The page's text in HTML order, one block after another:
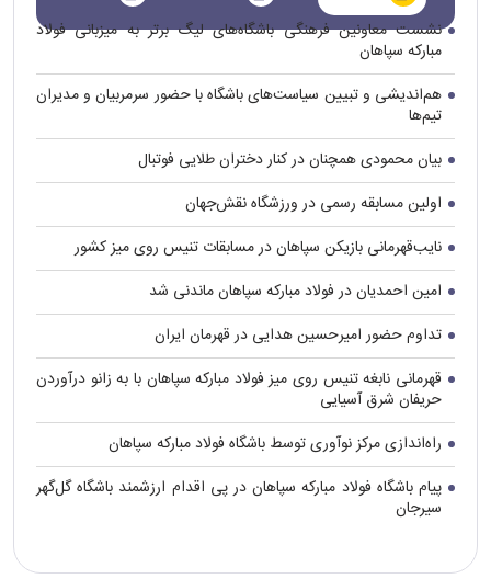
نشست معاونین فرهنگی باشگاه‌های لیگ برتر به میزبانی فولاد
مبارکه سپاهان
هم‌اندیشی و تبیین سیاست‌های باشگاه با حضور سرمربیان و مدیران
تیم‌ها
بیان محمودی همچنان در کنار دختران طلایی فوتبال
اولین مسابقه رسمی در ورزشگاه نقش‌جهان
نایب‌قهرمانی بازیکن سپاهان در مسابقات تنیس روی میز کشور
امین احمدیان در فولاد مبارکه سپاهان ماندنی شد
تداوم حضور امیرحسین هدایی در قهرمان ایران
قهرمانی نابغه تنیس روی میز فولاد مبارکه سپاهان با به زانو درآوردن
حریفان شرق آسیایی
راه‌اندازی مرکز نوآوری توسط باشگاه فولاد مبارکه سپاهان
پیام باشگاه فولاد مبارکه سپاهان در پی اقدام ارزشمند باشگاه گل‌گهر
سیرجان